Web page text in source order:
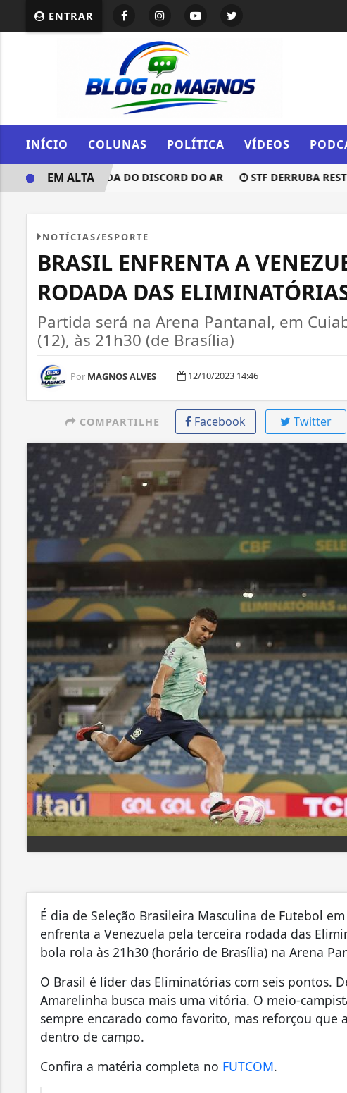
ENTRAR
INÍCIO COLUNAS POLÍTICA VÍDEOS
A RETIRADA DO DISCORD DO AR STF DERRUBA
EM ALTA
NOTÍCIAS/ESPORTE
BRASIL ENFRENTA A
RODADA DAS
Partida será na Arena Pantanal, em
(12), às 21h30 (de Brasília)
Por MAGNOS ALVES 12/10/2023 14:46
COMPARTILHE Facebook Twitter
É dia de Seleção Brasileira Masculina de Futebol
enfrenta a Venezuela pela terceira rodada das
bola rola às 21h30 (horário de Brasília) na Arena
O Brasil é líder das Eliminatórias com seis pontos.
Amarelinha busca mais uma vitória. O meio-
sempre encarado como favorito, mas reforçou
dentro de campo.
Confira a matéria completa no FUTCOM.